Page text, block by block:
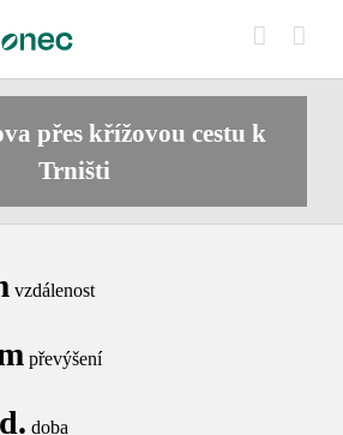
přes křížovou cestu k
Trništi
vzdálenost
převýšení
doba